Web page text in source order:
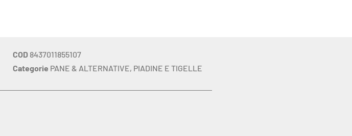
COD 8437011855107
Categorie PANE & ALTERNATIVE, PIADINE E TIGELLE